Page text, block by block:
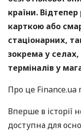
країни.
карткою або
стаціонарних,
зокрема у
терміналів у
Про це Finance.ua
Вперше в історії
доступна для